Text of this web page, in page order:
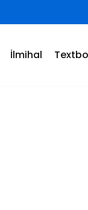
İlmihal